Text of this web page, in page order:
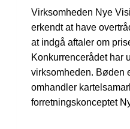
Virksomheden Nye
erkendt at have
at indgå aftaler om
Konkurrencerådet har
virksomheden. Bøden
omhandler
forretningskonceptet